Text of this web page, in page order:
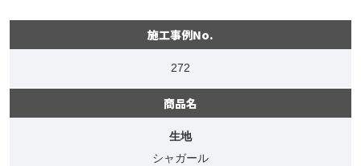
施工事例No.
272
商品名
生地
シャガール